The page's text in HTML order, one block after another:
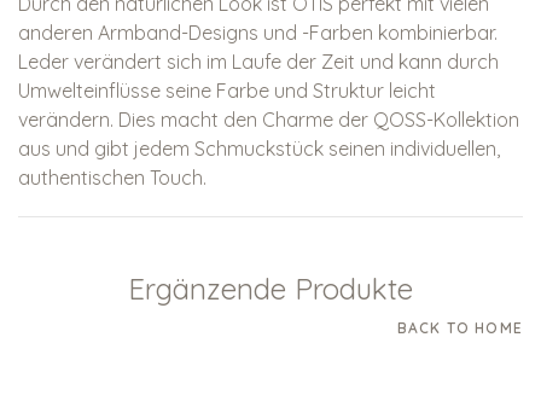
anderen Armband-Designs und -Farben kombinierbar.
Leder verändert sich im Laufe der Zeit und kann durch
Umwelteinflüsse seine Farbe und Struktur leicht
verändern. Dies macht den Charme der QOSS-Kollektion
aus und gibt jedem Schmuckstück seinen individuellen,
authentischen Touch.
Ergänzende Produkte
BACK TO HOME